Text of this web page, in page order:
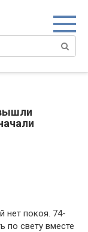
нет покоя. 74-
по свету вместе